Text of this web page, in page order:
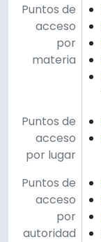
Puntos de
acceso
por
materia
Puntos de
acceso
por lugar
Puntos de
acceso
por
autoridad